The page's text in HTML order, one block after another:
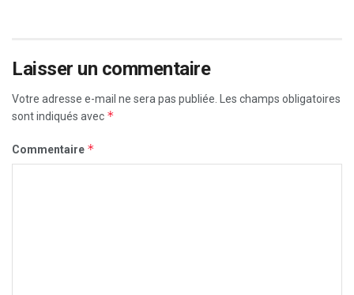
Laisser un commentaire
Votre adresse e-mail ne sera pas publiée. Les champs obligatoires
sont indiqués avec *
Commentaire *